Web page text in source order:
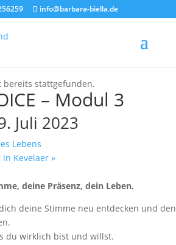
info@barbara-biella.de
bereits stattgefunden.
– Modul 3
Juli 2023
Lebens
Kevelaer »
deine Präsenz, dein Leben.
deine Stimme neu entdecken und den
du wirklich bist und willst.